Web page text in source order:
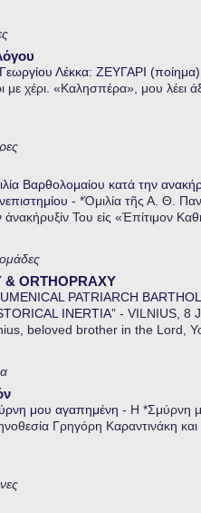
Λέκκα: ΖΕΥΓΑΡΙ (ποίημα)
με χέρι. «Καλησπέρα», μου λέει
Βαρθολομαίου κατά την
- *Ὁμιλία τῆς Α. Θ.
ἀνακήρυξίν Του εἰς «Ἐπίτιμον
& ORTHOPRAXY
PATRIARCH
INERTIA” - VILNIUS, 8
beloved brother in the Lord,
μου αγαπημένη - Η *Σμύρνη
Γρηγόρη Καραντινάκη και